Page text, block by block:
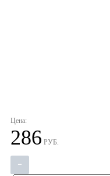
Цена:
286 РУБ.
-